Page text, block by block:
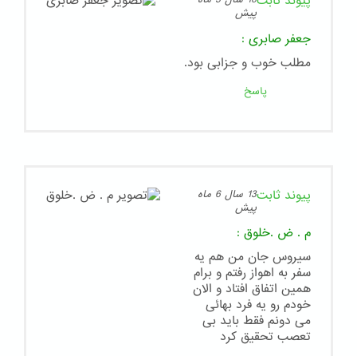
پیش
جعفر صابری :
مطلب خوب و جزابی بود.
پاسخ
پیوند ثابت
13 سال 6 ماه
پیش
م . ض .خلوق :
سیروس جان من هم یه
سفر به اهواز رفتم و برام
همین اتفاق افتاد و الان
خودم رو یه فرد بهائی
می دونم فقط باید بی
تعصب تحقیق کرد